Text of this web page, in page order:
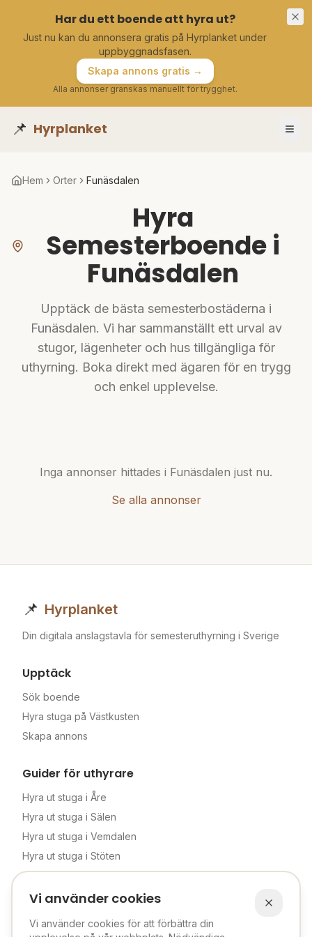
Vi använder cookies
Vi använder cookies för att förbättra din
Har du ett boende att hyra ut?
Just nu kan du annonsera gratis på Hyrplanket under
uppbyggnadsfasen.
Skapa annons gratis →
Alla annonser granskas manuellt för trygghet.
📌 Hyrplanket
Hem Orter Funäsdalen
Hyra
Semesterboende i
Funäsdalen
Upptäck de bästa semesterbostäderna i
Funäsdalen. Vi har sammanställt ett urval av
stugor, lägenheter och hus tillgängliga för
uthyrning. Boka direkt med ägaren för en trygg
och enkel upplevelse.
Inga annonser hittades i Funäsdalen just nu.
Se alla annonser
📌 Hyrplanket
Din digitala anslagstavla för semesteruthyrning i Sverige
Upptäck
Sök boende
Hyra stuga på Västkusten
Skapa annons
Guider för uthyrare
Hyra ut stuga i Åre
Hyra ut stuga i Sälen
Hyra ut stuga i Vemdalen
Hyra ut stuga i Stöten
Komplett uthyrningsguide